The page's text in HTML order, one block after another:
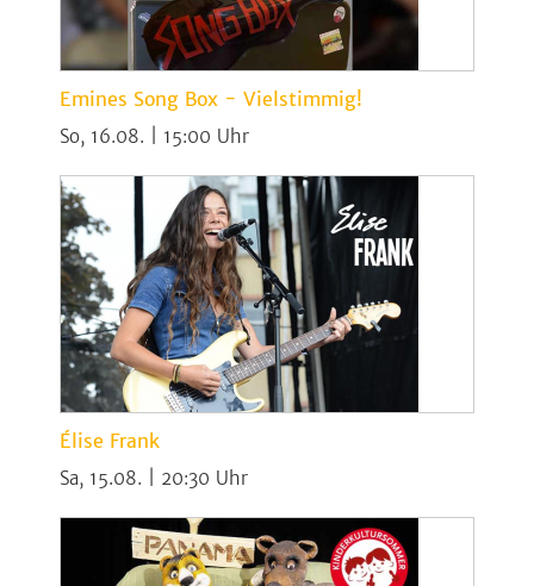
Emines Song Box - Vielstimmig!
So, 16.08. | 15:00
Élise Frank
Sa, 15.08. | 20:30